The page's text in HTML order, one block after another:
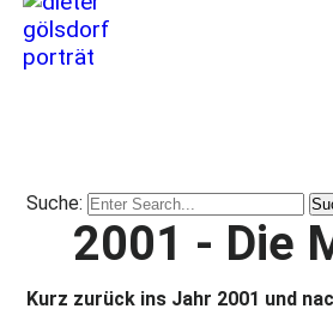
-
von
1964
bis
Suche:
2001 - Die
Kurz zurück ins Jahr 2001 und